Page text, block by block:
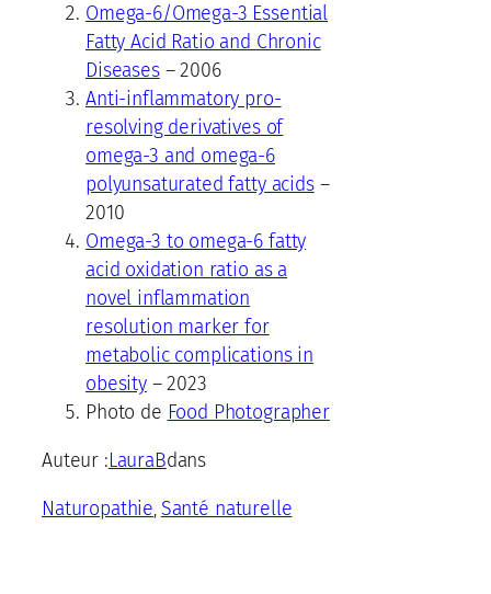
Omega-6/Omega-3 Essential
Fatty Acid Ratio and Chronic
Diseases– 2006
Anti-inflammatory pro-
resolving derivatives of
omega-3 and omega-6
polyunsaturated fatty acids–
2010
Omega-3 to omega-6 fatty
acid oxidation ratio as a
novel inflammation
resolution marker for
metabolic complications in
obesity– 2023
Photo de Food Photographer
Auteur :LauraBdans
Naturopathie, Santé naturelle